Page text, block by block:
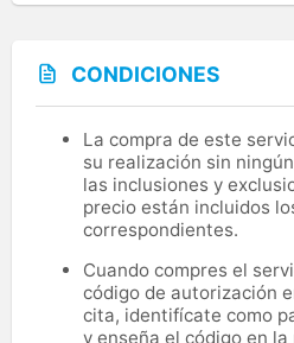
CONDICIONES
La compra de este
su realización sin
las inclusiones y
precio están incluidos
correspondientes.
Cuando compres el
código de autorización
cita, identifícate como
y enseña el código en la